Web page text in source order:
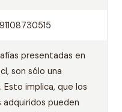
presentadas en
son sólo una
Esto implica, que los
pueden